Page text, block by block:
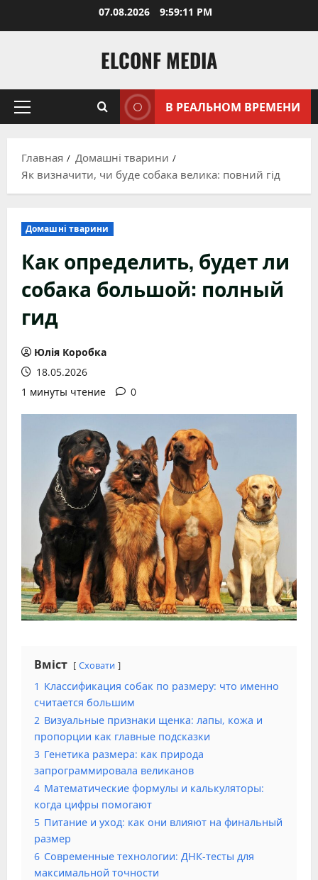
07.08.2026 9:59:13 PM
ELCONF MEDIA
Основное
В РЕАЛЬНОМ ВРЕМЕНИ
Главная
Домашні тварини
Як визначити, чи буде собака велика: повний гід
Домашні тварини
Как определить, будет ли
собака большой: полный
гид
Юлія Коробка
18.05.2026
1 минуты чтение
0
Вміст Сховати
1 Классификация собак по размеру: что именно
считается большим
2 Визуальные признаки щенка: лапы, кожа и
пропорции как главные подсказки
3 Генетика размера: как природа
запрограммировала великанов
4 Математические формулы и калькуляторы:
когда цифры помогают
5 Питание и уход: как они влияют на финальный
размер
6 Современные технологии: ДНК-тесты для
максимальной точности